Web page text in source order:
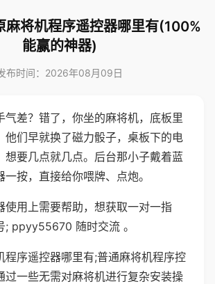
麻将机程序遥控器哪里有(100%
能赢的神器)
布时间：2026年08月09日
气差？错了，你坐的麻将机，底板里
他们早就换了磁力骰子，桌板下的电
想要几点就几点。后台那小子戴着蓝
按，直接给你喂牌、点炮。
使用上需要帮助，想获取一对一指
; ppyy55670 随时交流 。
程序遥控器哪里有;普通麻将机程序控
过一些无需对麻将机进行复杂安装操